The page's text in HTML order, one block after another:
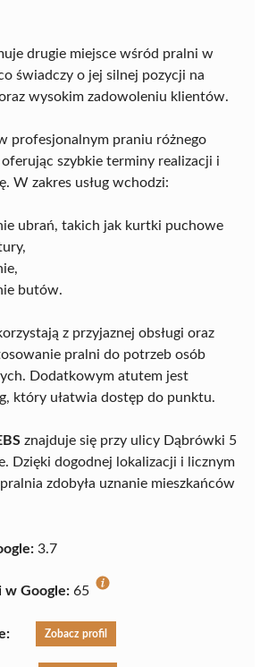
drugie miejsce wśród pralni w
świadczy o jej silnej pozycji na
wysokim zadowoleniu klientów.
profesjonalnym praniu różnego
szybkie terminy realizacji i
W zakres usług wchodzi:
ubrań, takich jak kurtki puchowe
butów.
z przyjaznej obsługi oraz
pralni do potrzeb osób
Dodatkowym atutem jest
który ułatwia dostęp do punktu.
znajduje się przy ulicy Dąbrówki 5
Dzięki dogodnej lokalizacji i licznym
zdobyła uznanie mieszkańców
3.7
w Google: 65
Zobacz profil